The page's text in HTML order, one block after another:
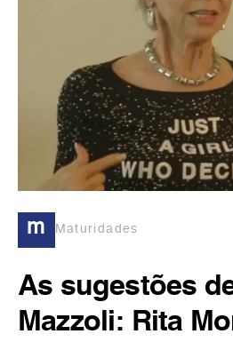
m Maturidades
As sugestões
Mazzoli: Rita